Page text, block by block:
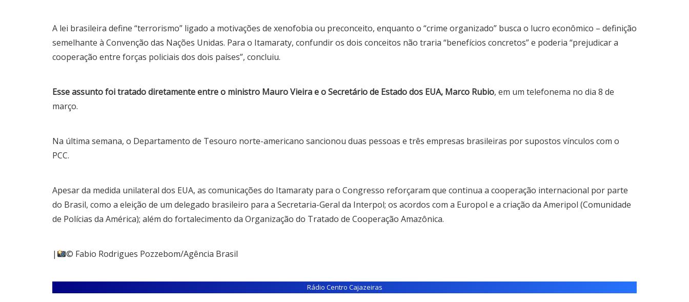
A lei brasileira define “terrorismo” ligado a motivações de xenofobia ou preconceito, enquanto o “crime organizado” busca o lucro econômico – definição
semelhante à Convenção das Nações Unidas. Para o Itamaraty, confundir os dois conceitos não traria “benefícios concretos” e poderia “prejudicar a
cooperação entre forças policiais dos dois países”, concluiu.
Esse assunto foi tratado diretamente entre o ministro Mauro Vieira e o Secretário de Estado dos EUA, Marco Rubio, em um telefonema no dia 8 de
março.
Na última semana, o Departamento de Tesouro norte-americano sancionou duas pessoas e três empresas brasileiras por supostos vínculos com o
PCC.
Apesar da medida unilateral dos EUA, as comunicações do Itamaraty para o Congresso reforçaram que continua a cooperação internacional por parte
do Brasil, como a eleição de um delegado brasileiro para a Secretaria-Geral da Interpol; os acordos com a Europol e a criação da Ameripol (Comunidade
de Polícias da América); além do fortalecimento da Organização do Tratado de Cooperação Amazônica.
| © Fabio Rodrigues Pozzebom/Agência Brasil
Rádio Centro Cajazeiras